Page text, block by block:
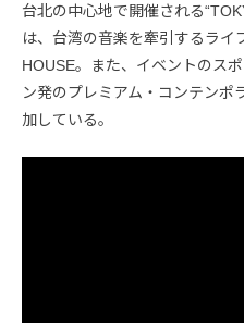
台北の中心地で開催される
は、台湾の音楽を牽引するライ
HOUSE。また、イベントのス
ン発のプレミアム・コンテンポ
加している。